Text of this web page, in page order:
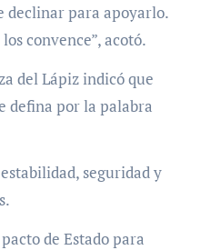
declinar para apoyarlo.
convence”, acotó.
del Lápiz indicó que
defina por la palabra
seguridad y
de Estado para